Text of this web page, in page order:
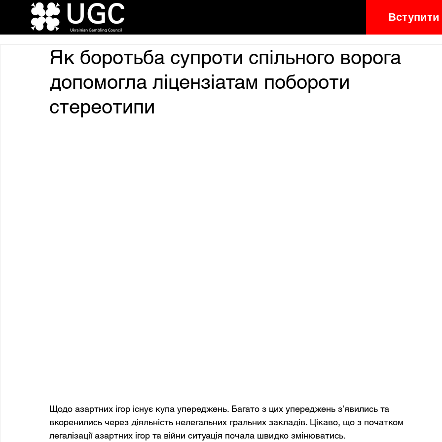
Вступити
Як боротьба супроти спільного ворога
допомогла ліцензіатам побороти
стереотипи
Щодо азартних ігор існує купа упереджень. Багато з цих упереджень з’явились та
вкоренились через діяльність нелегальних гральних закладів. Цікаво, що з початком
легалізації азартних ігор та війни ситуація почала швидко змінюватись.